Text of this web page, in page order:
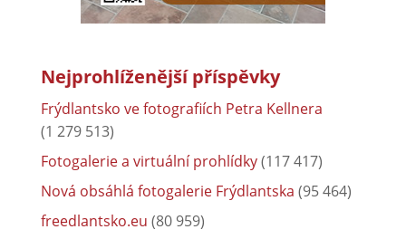
Nejprohlíženější příspěvky
Frýdlantsko ve fotografiích Petra Kellnera
(1 279 513)
Fotogalerie a virtuální prohlídky(117 417)
Nová obsáhlá fotogalerie Frýdlantska (95 464)
freedlantsko.eu (80 959)